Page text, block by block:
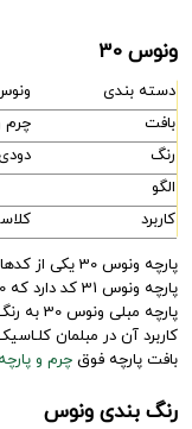
ونوس 30
دسته بندی
بافت
چرم
رنگ
الگو
کاربرد
پارچه ونوس 30 یکی از کدهای ونوس هست.
پارچه ونوس 31 کد دارد که 30 کد آن در سایت
پارچه مبلی ونوس 30 به رنگ دودی میباشد.
کاربرد آن در مبلمان
بافت پارچه فوق چرم و پارچه
رنگ بندی ونوس